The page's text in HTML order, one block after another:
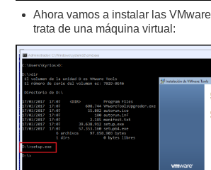
Ahora vamos a instalar las
trata de una máquina virtual: